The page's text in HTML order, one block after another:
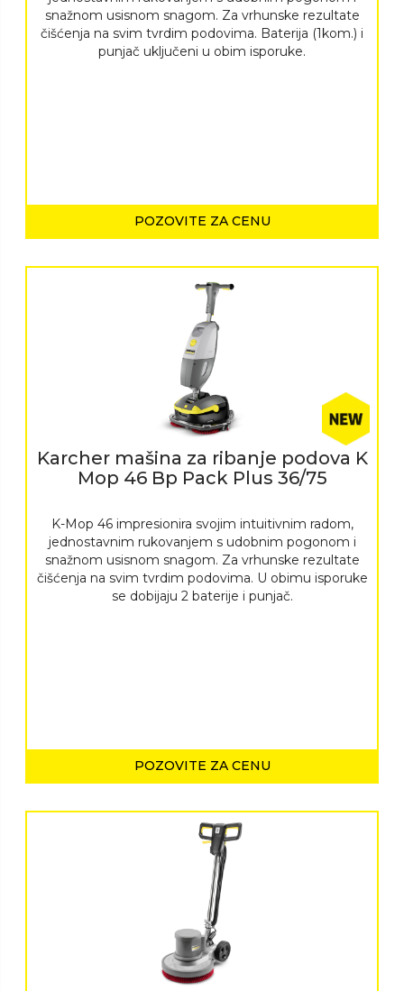
snažnom usisnom snagom. Za vrhunske rezultate
čišćenja na svim tvrdim podovima. Baterija (1kom.) i
punjač uključeni u obim isporuke.
POZOVITE ZA CENU
Karcher mašina za ribanje podova K
Mop 46 Bp Pack Plus 36/75
K-Mop 46 impresionira svojim intuitivnim radom,
jednostavnim rukovanjem s udobnim pogonom i
snažnom usisnom snagom. Za vrhunske rezultate
čišćenja na svim tvrdim podovima. U obimu isporuke
se dobijaju 2 baterije i punjač.
POZOVITE ZA CENU